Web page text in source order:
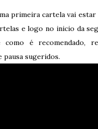
primeira cartela vai
e logo no inicio da
como é recomendado,
pausa sugeridos.